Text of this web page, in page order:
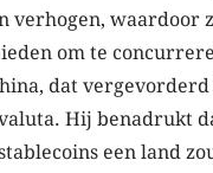
verhogen, waardoor
om te
dat
Hij benadrukt
een land